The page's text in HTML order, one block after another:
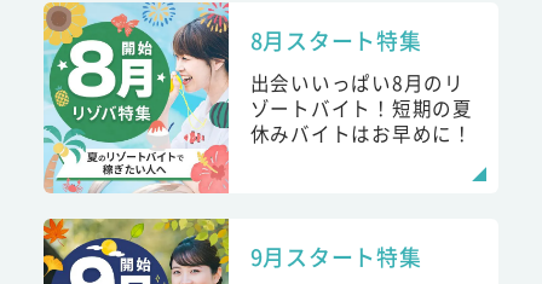
8月スタート特集
出会いいっぱい8月のリ
ゾートバイト！短期の夏
休みバイトはお早めに！
9月スタート特集